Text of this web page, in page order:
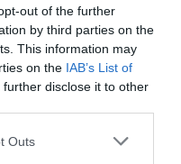
out of the further
by third parties on the
This information may
on the IAB’s List of
further disclose it to other
one or more Google
Outs